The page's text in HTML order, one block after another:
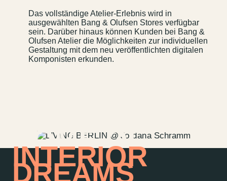
Kontakt
Jobs
Wedding Planner
Storeplan
Anfahrt & Parken
Nachhaltigkeit
Vermietung
Kantstr. 17
Das vollständige Atelier-Erlebnis wird in
ausgewählten Bang & Olufsen Stores verfügbar
sein. Darüber hinaus können Kunden bei Bang &
Olufsen Atelier die Möglichkeiten zur individuellen
Gestaltung mit dem neu veröffentlichten digitalen
Komponisten erkunden.
HOME OF
INTERIOR
DREAMS